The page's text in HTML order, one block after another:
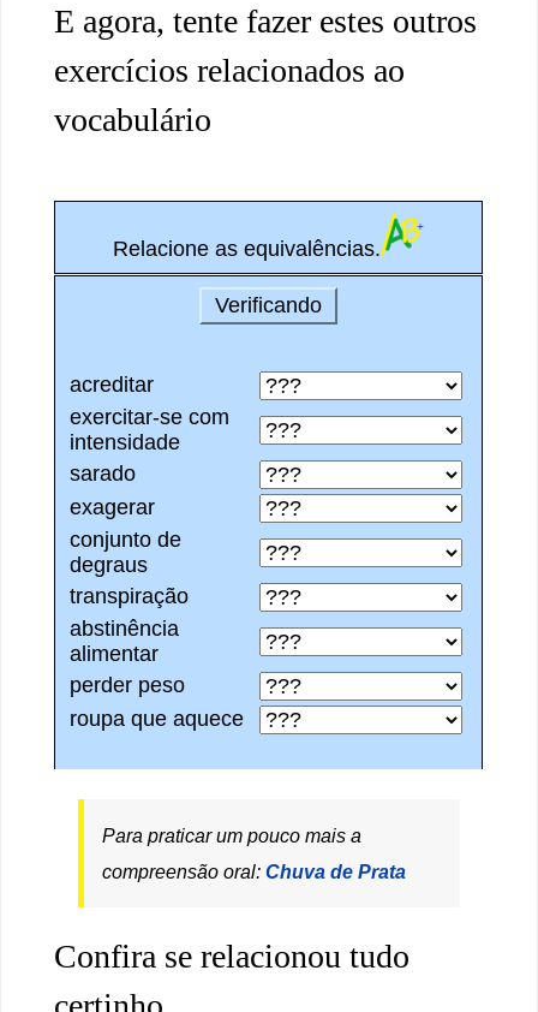
E agora, tente fazer estes outros
exercícios relacionados ao
vocabulário
Para praticar um pouco mais a
compreensão oral:Chuva de Prata
Confira se relacionou tudo